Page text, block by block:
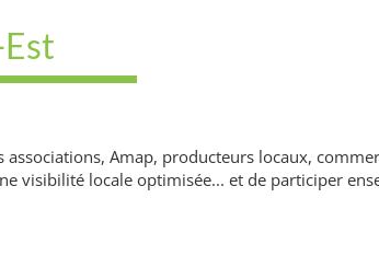
associations, Amap, producteurs locaux,
visibilité locale optimisée... et de participer